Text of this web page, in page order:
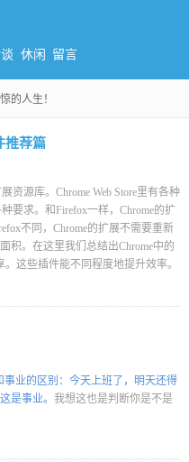
休闲 留言
的人生！
推荐篇
资源库。Chrome Web Store里有各种
要求。和Firefox一样，Chrome的扩
不同，Chrome的扩展不需要重新
积。在这里我们总结出Chrome中的
这些插件能不同程度地提升效率。
事业的区别：今天上班了，明天还得
是事业。 我想这也是判断你是不是